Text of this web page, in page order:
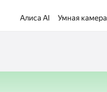
Алиса AI Умная камера